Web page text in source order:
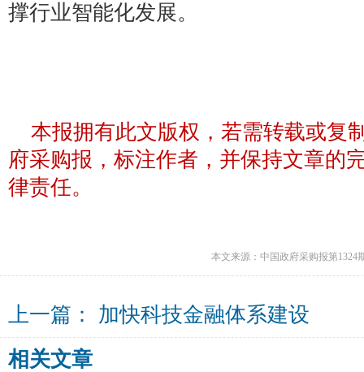
撑行业智能化发展。
本报拥有此文版权，若需转载或复
府采购报，标注作者，并保持文章的
律责任。
本文来源：中国政府采购报第1324
上一篇： 加快科技金融体系建设
相关文章